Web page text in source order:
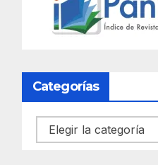
Categorías
Categorías